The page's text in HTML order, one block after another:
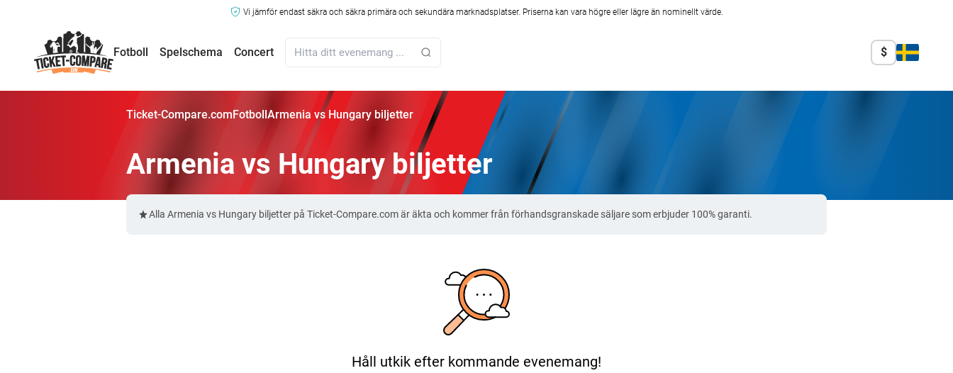
Vi jämför endast säkra och säkra primära och sekundära marknadsplatser. Priserna kan vara högre eller lägre än nominellt värde.
Fotboll Spelschema Concert $
Ticket-Compare.comFotbollArmenia vs Hungary biljetter
Armenia vs Hungary biljetter
Alla Armenia vs Hungary biljetter på Ticket-Compare.com är äkta och kommer från förhandsgranskade säljare som erbjuder 100% garanti.
Håll utkik efter kommande evenemang!